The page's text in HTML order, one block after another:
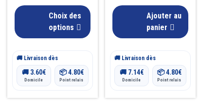
prix :
Choix des
options
sur
page
produit
🚚 Livraison dès
🚚 3.60€
Domicile
📦4.80€
Point relais
Ajouter au
panier
🚚 Livraison dès
🚚 7.14€
Domicile
📦4.80€
Point relais